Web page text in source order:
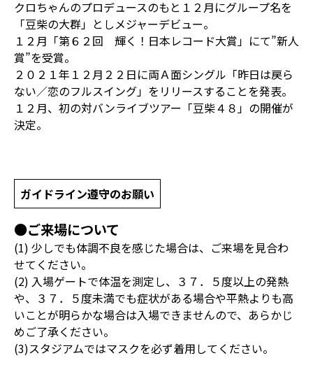
クロちゃんのプロデュースのもと１２月にグループ名を
「豆柴の大群」としメジャーデビュー。
１２月「第６２回 輝く！日本レコード大賞」にて”新人
賞”を受賞。
２０２１年１２月２２日に両Ａ面シングル「昨日は戻ら
ない／恋のフルスイング」をリリースすることを発表。
１２月、初の対バンライブツアー「豆柴４８」の開催が
決定。
ガイドライン遵守のお願い
●ご来場について
(1) 少しでも体調不良を感じた場合は、ご来場を見合わ
せてください。
(2) 入場ゲートで体温を測定し、３７．５度以上の発熱
や、３７．５度未満でも症状がある場合や平熱よりも高
いことが明らかな場合は入場できませんので、あらかじ
めご了承ください。
(3)スタジアムではマスクを必ず着用してください。